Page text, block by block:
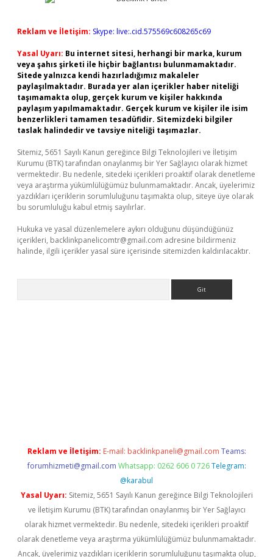
Reklam ve İletişim: Skype: live:.cid.575569c608265c69
Yasal Uyarı: Bu internet sitesi, herhangi bir marka, kurum
veya şahıs şirketi ile hiçbir bağlantısı bulunmamaktadır.
Sitede yalnızca kendi hazırladığımız makaleler
paylaşılmaktadır. Burada yer alan içerikler haber niteliği
taşımamakta olup, gerçek kurum ve kişiler hakkında
paylaşım yapılmamaktadır. Gerçek kurum ve kişiler ile isim
benzerlikleri tamamen tesadüfidir. Sitemizdeki bilgiler
taslak halindedir ve tavsiye niteliği taşımazlar.
Sitemiz, 5651 Sayılı Kanun gereğince Bilgi Teknolojileri ve İletişim
Kurumu (BTK) tarafından onaylanmış bir Yer Sağlayıcı olarak hizmet
vermektedir. Bu nedenle, sitedeki içerikleri proaktif olarak denetleme
veya araştırma yükümlülüğümüz bulunmamaktadır. Ancak, üyelerimiz
yazdıkları içeriklerin sorumluluğunu taşımakta olup, siteye üye olarak
bu sorumluluğu kabul etmiş sayılırlar.
Hukuka ve yasal düzenlemelere aykırı olduğunu düşündüğünüz
içerikleri, backlinkpanelicomtr@gmail.com adresine bildirmeniz
halinde, ilgili içerikler yasal süre içerisinde sitemizden kaldırılacaktır.
Reklam ve İletişim: E-mail: backlinkpaneli@gmail.com Teams:
forumhizmeti@gmail.com Whatsapp: 0262 606 0 726 Telegram:
@karabul
Yasal Uyarı: Sitemiz, 5651 Sayılı Kanun gereğince Bilgi Teknolojileri
ve İletişim Kurumu (BTK) tarafından onaylanmış bir Yer Sağlayıcı
olarak hizmet vermektedir. Bu nedenle, sitedeki içerikleri proaktif
olarak denetleme veya araştırma yükümlülüğümüz bulunmamaktadır.
Ancak, üyelerimiz yazdıkları içeriklerin sorumluluğunu taşımakta olup,